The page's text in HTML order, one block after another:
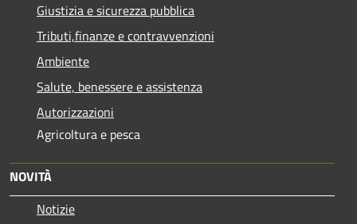
Giustizia e sicurezza pubblica
Tributi,finanze e contravvenzioni
Ambiente
Salute, benessere e assistenza
Autorizzazioni
Agricoltura e pesca
NOVITÀ
Notizie